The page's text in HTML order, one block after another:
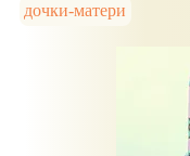
дочки-матери